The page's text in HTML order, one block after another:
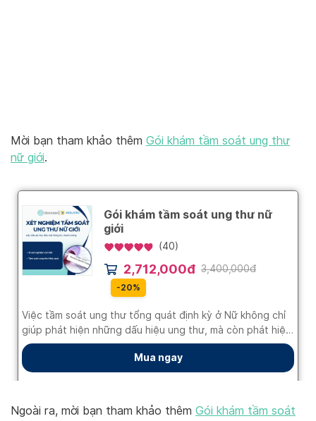
Mời bạn tham khảo thêm Gói khám tầm soát ung thư
nữ giới.
Ngoài ra, mời bạn tham khảo thêm Gói khám tầm soát